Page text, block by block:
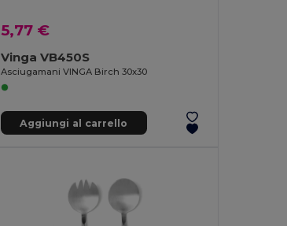
5,77 €
Vinga VB450S
Asciugamani VINGA Birch 30x30
Aggiungi al carrello